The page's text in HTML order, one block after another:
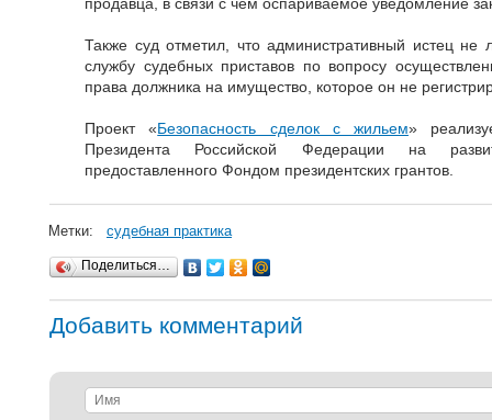
Также суд отметил, что административный истец не
службу судебных приставов по вопросу
права должника на имущество, которое он не
Проект «Безопасность сделок с жильем»
Президента Российской Федерации на
предоставленного Фондом президентских грантов.
Метки: судебная практика
Поделиться…
Добавить комментарий
Имя